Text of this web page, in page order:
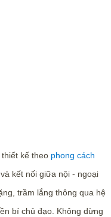
kế theo phong cách
kết nối giữa nội - ngoại
trầm lắng thông qua hệ
bí chủ đạo. Không dừng